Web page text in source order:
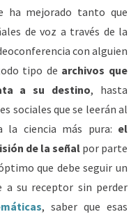
ha mejorado tanto que
de voz a través de la
con alguien
tipo de archivos que
a su destino, hasta
sociales que se leerán al
la ciencia más pura: el
de la señal por parte
que debe seguir un
a su receptor sin perder
, saber que esas